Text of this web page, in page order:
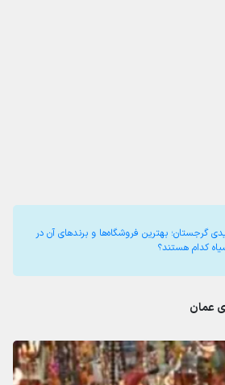
گرجستان؛ بهترین فروشگاه‌ها و برندهای آن در
کدام هستند؟
عمان